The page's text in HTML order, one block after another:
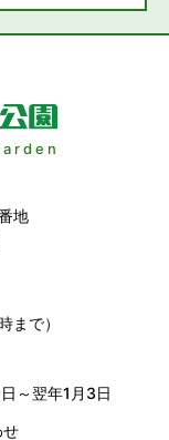
地
で）
～翌年1月3日
せ